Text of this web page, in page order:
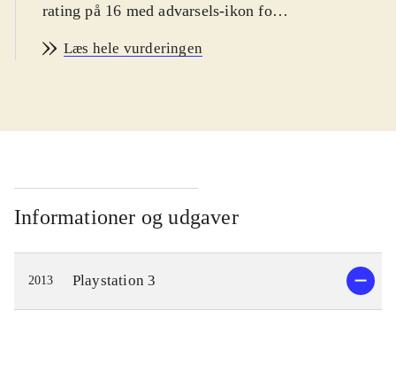
rating på 16 med advarsels-ikon for
Spillets hovedperson er den ensomme
ude på landet. Hendes bedstefar er
forsvundet. Spillets mål er derfor at
genforene Ayesha med sin lillesøster.
En dag da Ayesha besøger Nio's
gravsted, finder hun ud af at hun
muligvis stadig er i live og
eftersøgningen kan begynde. Dette
Læs hele vurderingen
Informationer og udgaver
2013 Playstation 3